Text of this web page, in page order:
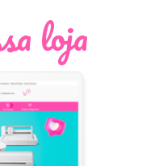
loja